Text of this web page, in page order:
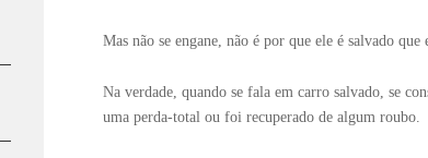
Mas não se engane, não é por que ele é salvado
Na verdade, quando se fala em carro salvado, se
uma perda-total ou foi recuperado de algum roubo.